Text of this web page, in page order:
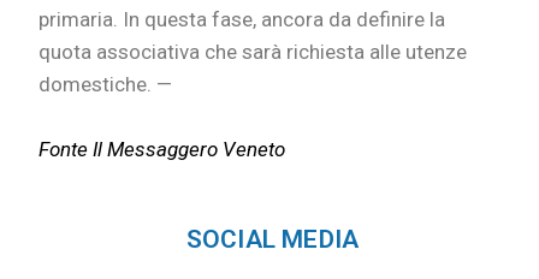
primaria. In questa fase, ancora da definire la
quota associativa che sarà richiesta alle utenze
domestiche. —
Fonte Il Messaggero Veneto
SOCIAL MEDIA